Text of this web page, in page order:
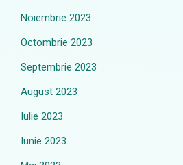
Noiembrie 2023
Octombrie 2023
Septembrie 2023
August 2023
Iulie 2023
Iunie 2023